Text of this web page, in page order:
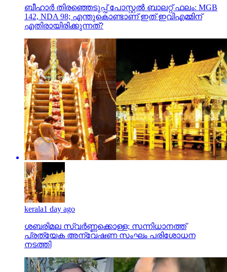
ബീഹാർ തിരഞ്ഞെടുപ്പ് പോസ്റ്റൽ ബാലറ്റ് ഫലം: MGB
142, NDA 98; എന്തുകൊണ്ടാണ് ഇത് ഇവിഎമ്മിന്
എതിരായിരിക്കുന്നത്?
kerala1 day ago
ശബരിമല സ്വര്‍ണ്ണക്കൊള്ള; സന്നിധാനത്ത്
പ്രത്യേക അന്വേഷണ സംഘം പരിശോധന
നടത്തി